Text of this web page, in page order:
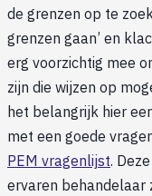
de grenzen op te
grenzen gaan’ en
erg voorzichtig mee
zijn die wijzen op
het belangrijk hier
met een goede
PEM vragenlijst.
ervaren behandelaar